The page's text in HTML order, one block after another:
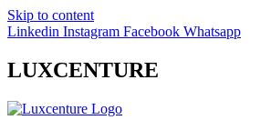
Skip to content
Linkedin Instagram Facebook Whatsapp
LUXCENTURE